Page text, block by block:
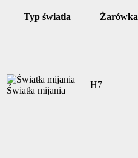
Typ światła Żarówka
Światła mijania
H7